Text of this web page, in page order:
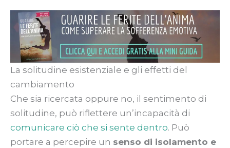
La solitudine esistenziale e gli effetti del
cambiamento
Che sia ricercata oppure no, il sentimento di
solitudine, può riflettere un’incapacità di
comunicare ciò che si sente dentro. Può
portare a percepire un senso di isolamento e